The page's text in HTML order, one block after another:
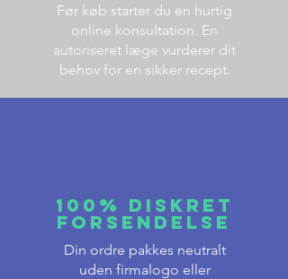
Før køb starter du en hurtig
online konsultation. En
autoriseret læge vurderer dit
behov for en sikker recept.
100% Diskret
Forsendelse
Din ordre pakkes neutralt
uden firmalogo eller